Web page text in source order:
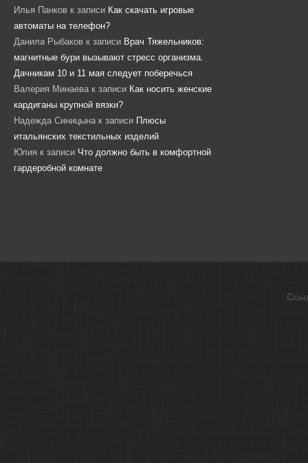
Илья Панков к записи Как скачать игровые
автоматы на телефон?
Данила Рыбаков к записи Врач Тяжельников:
магнитные бури вызывают стресс организма.
Дачникам 10 и 11 мая следует поберечься
Валерия Минаева к записи Как носить женские
кардиганы крупной вязки?
Надежда Синицына к записи Плюсы
итальянских текстильных изделий
Юлия к записи Что должно быть в комфортной
гардеробной комнате